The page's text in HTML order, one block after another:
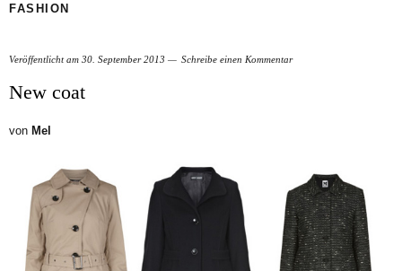
FASHION
Veröffentlicht am 30. September 2013 Schreibe einen Kommentar
New coat
von Mel